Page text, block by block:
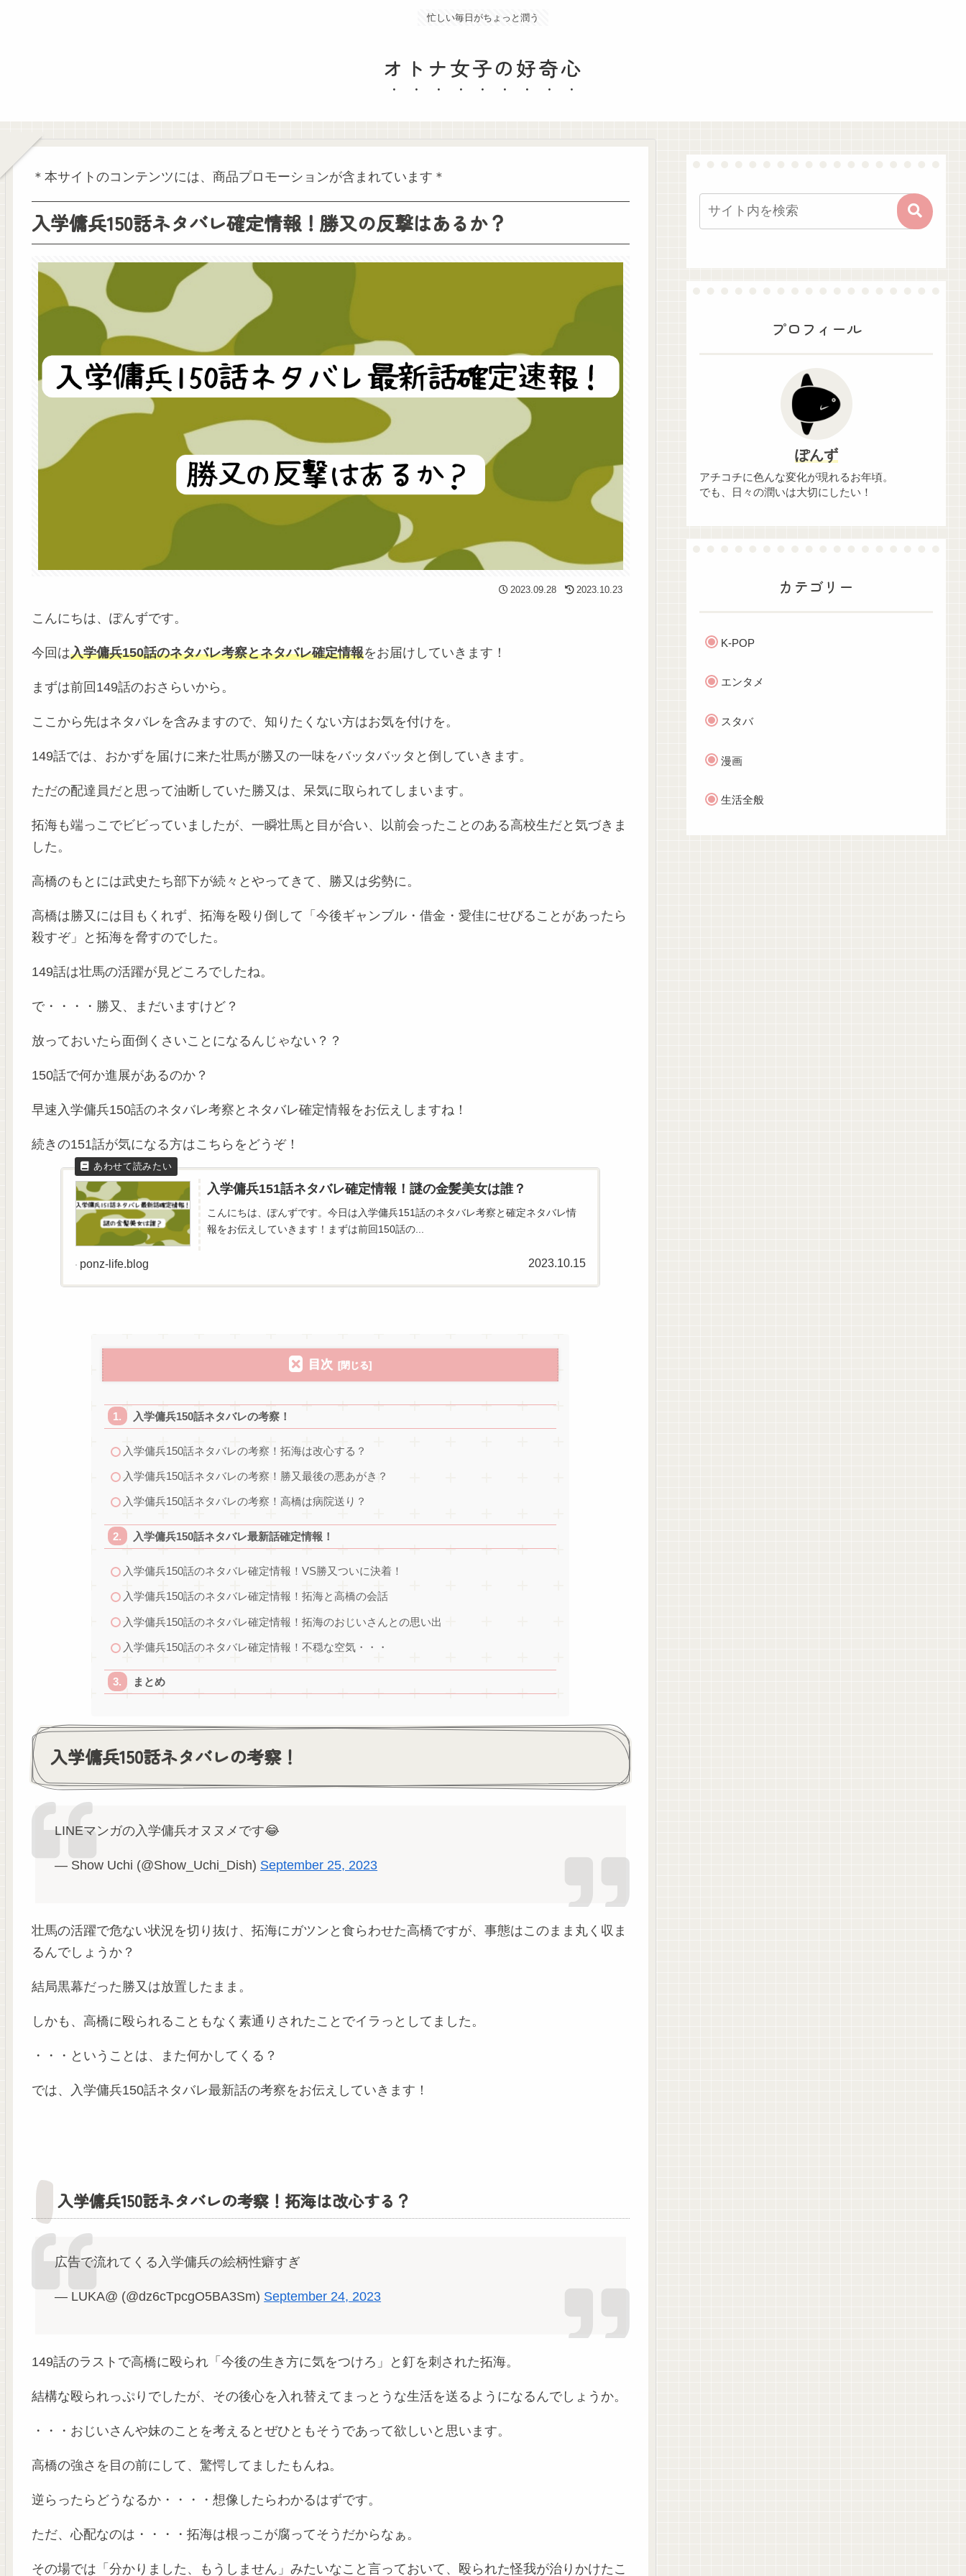
忙しい毎日がちょっと潤う
オトナ女子の好奇心
＊本サイトのコンテンツには、商品プロモーションが含まれています＊
入学傭兵150話ネタバレ確定情報！勝又の反撃はあるか？
2023.09.28 2023.10.23
こんにちは、ぽんずです。
今回は入学傭兵150話のネタバレ考察とネタバレ確定情報をお届けしていきます！
まずは前回149話のおさらいから。
ここから先はネタバレを含みますので、知りたくない方はお気を付けを。
149話では、おかずを届けに来た壮馬が勝又の一味をバッタバッタと倒していきます。
ただの配達員だと思って油断していた勝又は、呆気に取られてしまいます。
拓海も端っこでビビっていましたが、一瞬壮馬と目が合い、以前会ったことのある高校生だと気づきま
した。
高橋のもとには武史たち部下が続々とやってきて、勝又は劣勢に。
高橋は勝又には目もくれず、拓海を殴り倒して「今後ギャンブル・借金・愛佳にせびることがあったら
殺すぞ」と拓海を脅すのでした。
149話は壮馬の活躍が見どころでしたね。
で・・・・勝又、まだいますけど？
放っておいたら面倒くさいことになるんじゃない？？
150話で何か進展があるのか？
早速入学傭兵150話のネタバレ考察とネタバレ確定情報をお伝えしますね！
続きの151話が気になる方はこちらをどうぞ！
入学傭兵151話ネタバレ確定情報！謎の金髪美女は誰？
こんにちは、ぽんずです。今日は入学傭兵151話のネタバレ考察と確定ネタバレ情
報をお伝えしていきます！まずは前回150話の...
ponz-life.blog 2023.10.15
目次
入学傭兵150話ネタバレの考察！
入学傭兵150話ネタバレの考察！拓海は改心する？
入学傭兵150話ネタバレの考察！勝又最後の悪あがき？
入学傭兵150話ネタバレの考察！高橋は病院送り？
入学傭兵150話ネタバレ最新話確定情報！
入学傭兵150話のネタバレ確定情報！VS勝又ついに決着！
入学傭兵150話のネタバレ確定情報！拓海と高橋の会話
入学傭兵150話のネタバレ確定情報！拓海のおじいさんとの思い出
入学傭兵150話のネタバレ確定情報！不穏な空気・・・
まとめ
入学傭兵150話ネタバレの考察！
LINEマンガの入学傭兵オヌヌメです😂
— Show Uchi (@Show_Uchi_Dish) September 25, 2023
壮馬の活躍で危ない状況を切り抜け、拓海にガツンと食らわせた高橋ですが、事態はこのまま丸く収ま
るんでしょうか？
結局黒幕だった勝又は放置したまま。
しかも、高橋に殴られることもなく素通りされたことでイラっとしてました。
・・・ということは、また何かしてくる？
では、入学傭兵150話ネタバレ最新話の考察をお伝えしていきます！
入学傭兵150話ネタバレの考察！拓海は改心する？
広告で流れてくる入学傭兵の絵柄性癖すぎ
— LUKA@ (@dz6cTpcgO5BA3Sm) September 24, 2023
149話のラストで高橋に殴られ「今後の生き方に気をつけろ」と釘を刺された拓海。
結構な殴られっぷりでしたが、その後心を入れ替えてまっとうな生活を送るようになるんでしょうか。
・・・おじいさんや妹のことを考えるとぜひともそうであって欲しいと思います。
高橋の強さを目の前にして、驚愕してましたもんね。
逆らったらどうなるか・・・・想像したらわかるはずです。
ただ、心配なのは・・・・拓海は根っこが腐ってそうだからなぁ。
その場では「分かりました、もうしません」みたいなこと言っておいて、殴られた怪我が治りかけたこ
プロフィール
ぽんず
アチコチに色んな変化が現れるお年頃。
でも、日々の潤いは大切にしたい！
カテゴリー
K-POP
エンタメ
スタバ
漫画
生活全般